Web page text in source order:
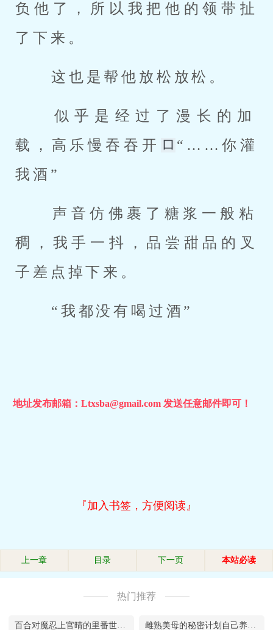
负他了，所以我把他的领带扯
了下来。
这也是帮他放松放松。
载，高乐慢吞吞开
“……你灌
我酒”
稠，我手一抖，品尝甜品的叉
子差点掉下来。
地址发布邮箱：Ltxsba@gmail.com 发送任意邮件即可！
『加入书签，方便阅读』
上一章 目录 下一页 本站必读
热门推荐
百合对魔忍上官晴的里番世界大冒险 雌熟美母的秘密计划自己养的儿子，吃起来才最安心